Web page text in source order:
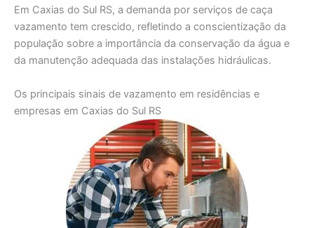
Em Caxias do Sul RS, a demanda por serviços de caça
vazamento tem crescido, refletindo a conscientização da
população sobre a importância da conservação da água e
da manutenção adequada das instalações hidráulicas.
Os principais sinais de vazamento em residências e
empresas em Caxias do Sul RS